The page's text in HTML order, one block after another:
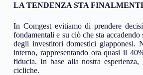
LA TENDENZA STA
In Comgest evitiamo di prendere
fondamentali e su ciò che sta
degli investitori domestici giapponesi.
interno, rappresentando ora quasi il
fiducia. In base alla nostra
cicliche.